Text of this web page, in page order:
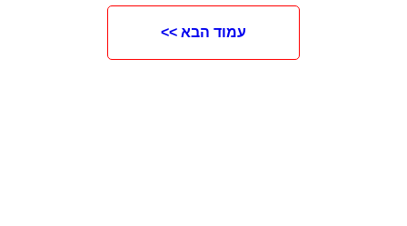
עמוד הבא >>